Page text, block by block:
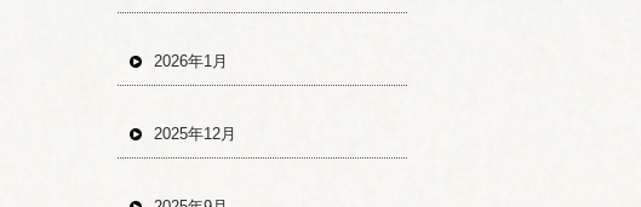
2026年1月
2025年12月